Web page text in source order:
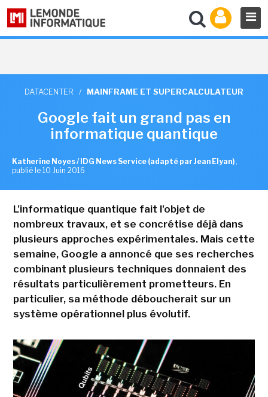
DATACENTER / MAINFRAME ET SUPERCALCULATEUR
Google fait un grand pas en
informatique quantique
Katherine Noyes / IDG News Service (adapté par Jean Elyan) ,
publié le 10 Juin 2016
L'informatique quantique fait l'objet de
nombreux travaux, et se concrétise déjà dans
plusieurs approches expérimentales. Mais cette
semaine, Google a annoncé que ses recherches
combinant plusieurs techniques donnaient des
résultats particulièrement prometteurs. En
particulier, sa méthode déboucherait sur un
système opérationnel plus évolutif.